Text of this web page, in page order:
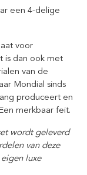
een 4-delige
voor
is dan ook met
van de
Mondial sinds
produceert en
merkbaar feit.
wordt geleverd
van deze
luxe